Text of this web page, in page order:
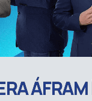
ÁFRAM